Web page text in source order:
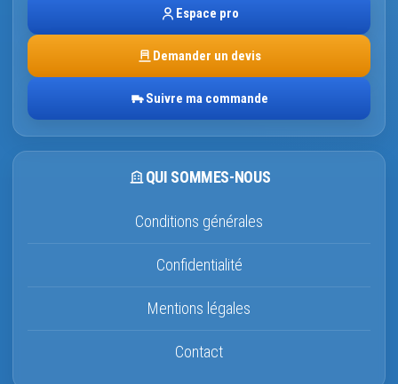
Espace pro
Demander un devis
Suivre ma commande
QUI SOMMES-NOUS
Conditions générales
Confidentialité
Mentions légales
Contact